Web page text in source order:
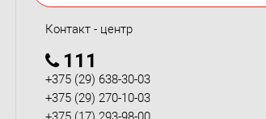
Контакт - центр
111
+375 (29) 638-30-03
+375 (29) 270-10-03